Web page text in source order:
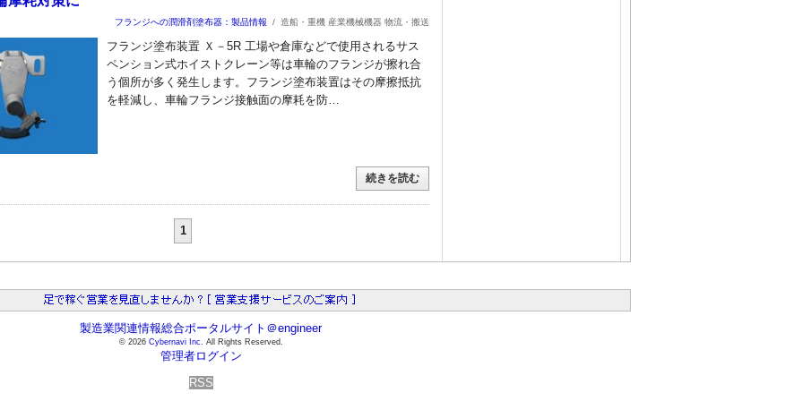
フランジへの潤滑剤塗布器：製品情報 / 造船・重機 産業機械機器 物流・搬送
フランジ塗布装置 Ｘ－5R 工場や倉庫などで使用されるサス
ペンション式ホイストクレーン等は車輪のフランジが擦れ合
う個所が多く発生します。フランジ塗布装置はその摩擦抵抗
を軽減し、車輪フランジ接触面の摩耗を防…
続きを読む
1
製造業関連情報総合ポータルサイト＠engineer
© 2026 Cybernavi Inc. All Rights Reserved.
管理者ログイン
RSS